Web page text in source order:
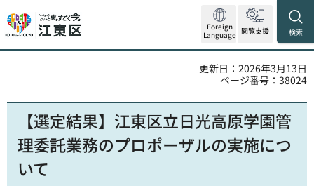
Foreign
Language 閲覧支援 検索
更新日：2026年3月13日
ページ番号：38024
【選定結果】江東区立日光高原学園管
理委託業務のプロポーザルの実施につ
いて